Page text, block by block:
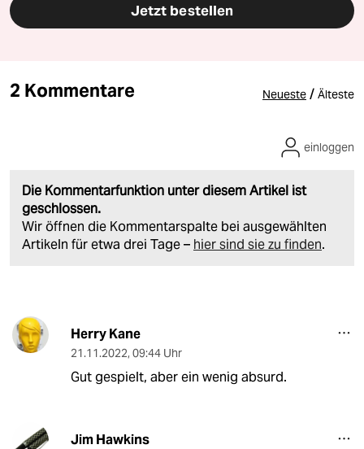
Jetzt bestellen
2 Kommentare Neueste / Älteste
Die Kommentarfunktion unter diesem Artikel ist
geschlossen.
Wir öffnen die Kommentarspalte bei ausgewählten
Artikeln für etwa drei Tage – hier sind sie zu finden.
einloggen
Herry Kane
21.11.2022, 09:44 Uhr
Gut gespielt, aber ein wenig absurd.
Jim Hawkins